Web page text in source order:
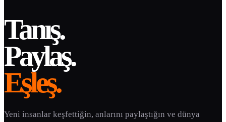
Tanış.
Paylaş.
Eşleş.
Yeni insanlar keşfettiğin, anlarını paylaştığın ve dünya